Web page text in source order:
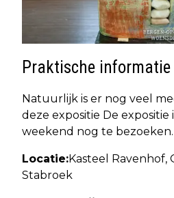
Praktische informatie
Natuurlijk is er nog veel
deze expositie De expositie
weekend nog te bezoeken.
Locatie:Kasteel Ravenhof,
Stabroek